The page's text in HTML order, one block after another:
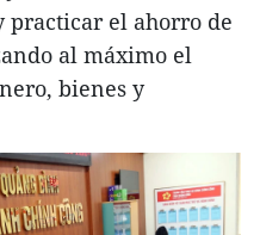
practicar el ahorro de
al máximo el
bienes y